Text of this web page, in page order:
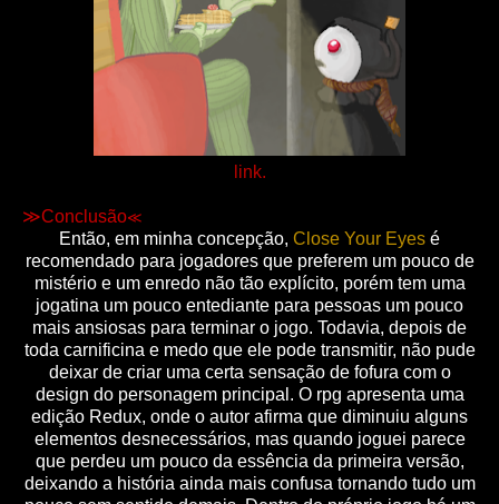
link.
≫Conclusão≪
Então, em minha concepção, Close Your Eyes é
recomendado para jogadores que preferem um pouco de
mistério e um enredo não tão explícito, porém tem uma
jogatina um pouco entediante para pessoas um pouco
mais ansiosas para terminar o jogo. Todavia, depois de
toda carnificina e medo que ele pode transmitir, não pude
deixar de criar uma certa sensação de fofura com o
design do personagem principal. O rpg apresenta uma
edição Redux, onde o autor afirma que diminuiu alguns
elementos desnecessários, mas quando joguei parece
que perdeu um pouco da essência da primeira versão,
deixando a história ainda mais confusa tornando tudo um